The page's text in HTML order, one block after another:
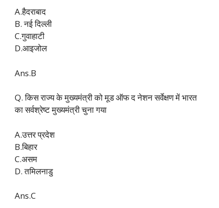
A.हैदराबाद
B. नई दिल्ली
C.गुवाहाटी
D.आइजोल
Ans.B
Q. किस राज्य के मुख्यमंत्री को मूड ऑफ द नेशन सर्वेक्षण में भारत
का सर्वश्रेष्ट मुख्यमंत्री चुना गया
A.उत्तर प्रदेश
B.बिहार
C.असम
D. तमिलनाडु
Ans.C